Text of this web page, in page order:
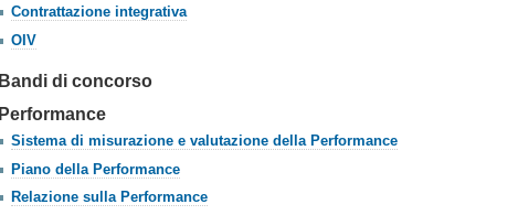
Contrattazione integrativa
OIV
Bandi di concorso
Performance
Sistema di misurazione e valutazione della Performance
Piano della Performance
Relazione sulla Performance